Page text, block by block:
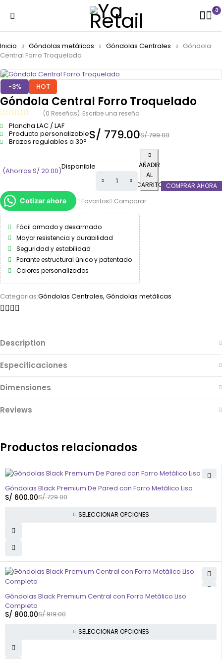
0
Inicio Góndolas metálicas Góndolas Centrales
Góndola
Central Forro Troquelado
-3% HOT
Góndola Central Forro Troquelado
(0 Reseñas) Escribe una reseña
Plancha LAC / LAF
Producto personalizable
Brazos regulables a 30°
S/799.00
S/ 779.00
(Ahorras S/20.00)Disponible
AÑADIR
AL
CARRITO
COMPRAR AHORA
Cotizar ahora
Favoritos Comparar
Fácil armado y desarmado
Mayor resistencia y durabilidad
Seguridad y estabilidad
Parante estructural único y patentado
Colores personalizados
Categorias:Góndolas Centrales, Góndolas metálicas
Description
Especificaciones
Dimensiones
Reviews
Productos relacionados
-18%
Góndolas Black Premium De Pared con Forro Metálico Liso
S/729.00
S/ 600.00
SELECCIONAR OPCIONES
-13%
Góndolas Black Premium Central con Forro Metálico Liso
Completo
S/919.00
S/ 800.00
SELECCIONAR OPCIONES